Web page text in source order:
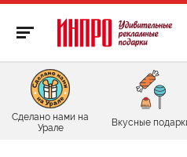
Сделано нами на
Урале
Вкусные